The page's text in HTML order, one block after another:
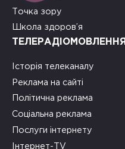
Точка зору
Школа здоров’я
ТЕЛЕРАДІОМОВЛЕННЯ
Історія телеканалу
Реклама на сайті
Політична реклама
Соціальна реклама
Послуги інтернету
Інтернет-TV